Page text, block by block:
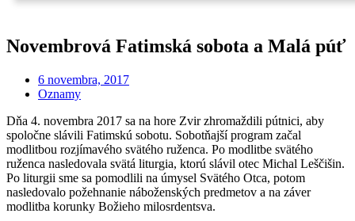
Novembrová Fatimská sobota a Malá púť
6 novembra, 2017
Oznamy
Dňa 4. novembra 2017 sa na hore Zvir zhromaždili pútnici, aby
spoločne slávili Fatimskú sobotu. Sobotňajší program začal
modlitbou rozjímavého svätého ruženca. Po modlitbe svätého
ruženca nasledovala svätá liturgia, ktorú slávil otec Michal Leščišin.
Po liturgii sme sa pomodlili na úmysel Svätého Otca, potom
nasledovalo požehnanie náboženských predmetov a na záver
modlitba korunky Božieho milosrdentsva.